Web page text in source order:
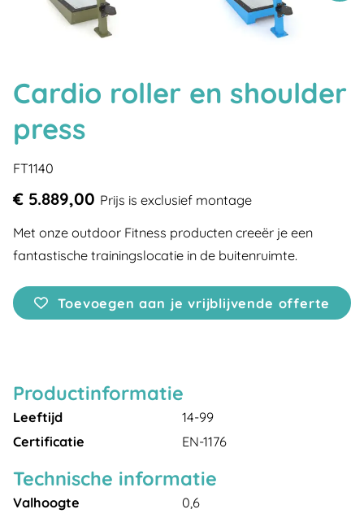
Cardio roller en shoulder
press
FT1140
€ 5.889,00 Prijs is exclusief montage
Met onze outdoor Fitness producten creeër je een
fantastische trainingslocatie in de buitenruimte.
Toevoegen aan je vrijblijvende offerte
Productinformatie
Leeftijd
14-99
Certificatie
EN-1176
Technische informatie
Valhoogte
0,6